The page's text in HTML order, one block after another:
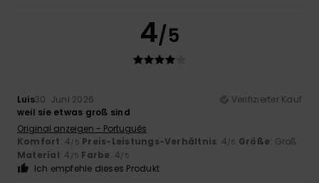
4/5
Luis30. Juni 2026
Verifizierter Kauf
weil sie etwas groß sind
Original anzeigen - Português
Komfort: 4/5 Preis-Leistungs-Verhältnis: 4/5 Größe: Groß
Material: 4 /5 Farbe: 4/5
Ich empfehle dieses Produkt